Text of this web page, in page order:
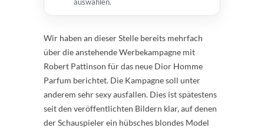
Wir haben an dieser Stelle bereits mehrfach
über die anstehende Werbekampagne mit
Robert Pattinson für das neue Dior Homme
Parfum berichtet. Die Kampagne soll unter
anderem sehr sexy ausfallen. Dies ist spätestens
seit den veröffentlichten Bildern klar, auf denen
der Schauspieler ein hübsches blondes Model